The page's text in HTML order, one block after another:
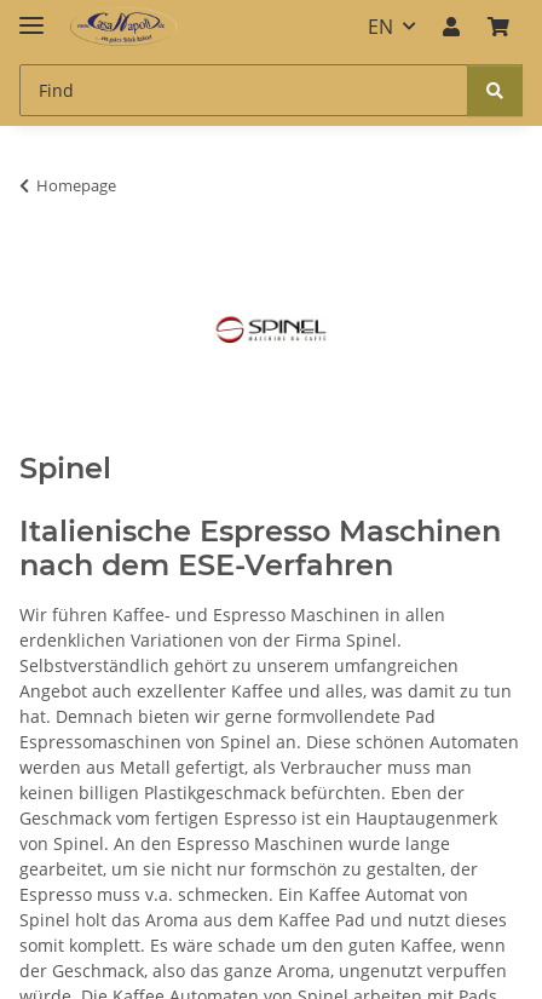
EN
Homepage
Spinel
Italienische Espresso Maschinen
nach dem ESE-Verfahren
Wir führen Kaffee- und Espresso Maschinen in allen
erdenklichen Variationen von der Firma Spinel.
Selbstverständlich gehört zu unserem umfangreichen
Angebot auch exzellenter Kaffee und alles, was damit zu tun
hat. Demnach bieten wir gerne formvollendete Pad
Espressomaschinen von Spinel an. Diese schönen Automaten
werden aus Metall gefertigt, als Verbraucher muss man
keinen billigen Plastikgeschmack befürchten. Eben der
Geschmack vom fertigen Espresso ist ein Hauptaugenmerk
von Spinel. An den Espresso Maschinen wurde lange
gearbeitet, um sie nicht nur formschön zu gestalten, der
Espresso muss v.a. schmecken. Ein Kaffee Automat von
Spinel holt das Aroma aus dem Kaffee Pad und nutzt dieses
somit komplett. Es wäre schade um den guten Kaffee, wenn
der Geschmack, also das ganze Aroma, ungenutzt verpuffen